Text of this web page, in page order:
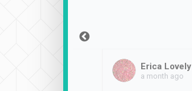
Erica Lovely
a month ago